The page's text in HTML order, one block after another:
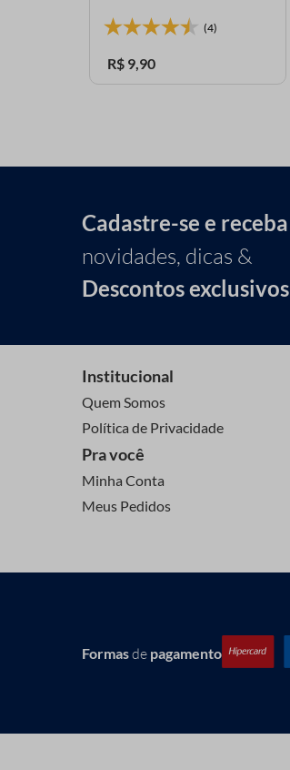
(4)
R$ 9,90
Cadastre-se e receba
novidades, dicas &
Descontos exclusivos
Institucional
Quem Somos
Política de Privacidade
Pra você
Minha Conta
Meus Pedidos
Formasde pagamento